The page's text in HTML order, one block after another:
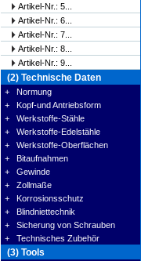
Artikel-Nr.: 5...
Artikel-Nr.: 6...
Artikel-Nr.: 7...
Artikel-Nr.: 8...
Artikel-Nr.: 9...
(2) Technische Daten
+ Normung
+ Kopf-und Antriebsform
+ Werkstoffe-Stähle
+ Werkstoffe-Edelstähle
+ Werkstoffe-Oberflächen
+ Bitaufnahmen
+ Gewinde
+ Zollmaße
+ Korrosionsschutz
+ Blindniettechnik
+ Sicherung von Schrauben
+ Technisches Zubehör
(3) Tools